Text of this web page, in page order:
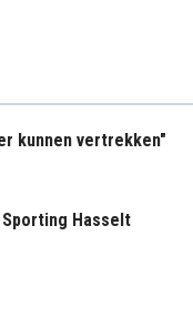
kunnen vertrekken"
Hasselt